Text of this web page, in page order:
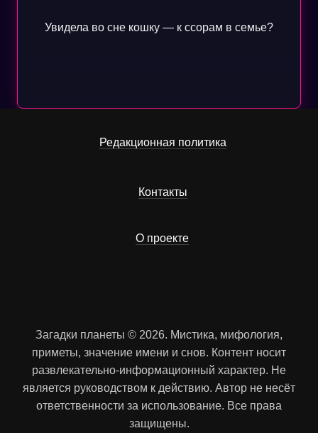
Увидела во сне кошку — к ссорам в семье?
Редакционная политика
Контакты
О проекте
Загадки планеты © 2026. Мистика, мифология,
приметы, значение имени и снов. Контент носит
развлекательно-информационный характер. Не
является руководством к действию. Автор не несёт
ответственности за использование. Все права
защищены.